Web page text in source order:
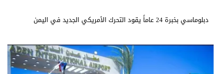
دبلوماسي بخبرة 24 عاماً يقود التحرك الأمريكي الجديد في اليمن